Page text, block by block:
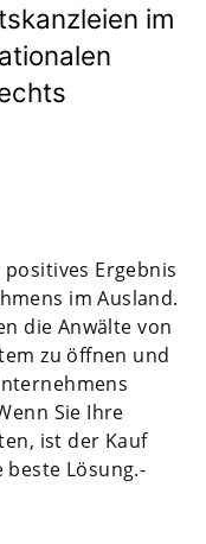
im
Ergebnis
im Ausland.
die Anwälte von
zu öffnen und
Sie Ihre
ist der Kauf
Lösung.-